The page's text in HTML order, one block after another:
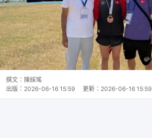
撰文： 陳綵瑤
出版： 2026-06-16 15:59 更新： 2026-06-16 15:59